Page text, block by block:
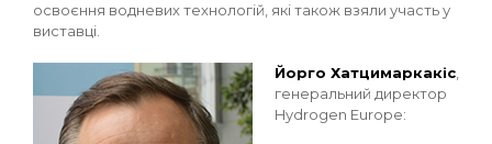
освоєння водневих технологій, які також взяли участь у
виставці.
Йорго Хатцимаркакіс
генеральний директор
Hydrogen Europe: